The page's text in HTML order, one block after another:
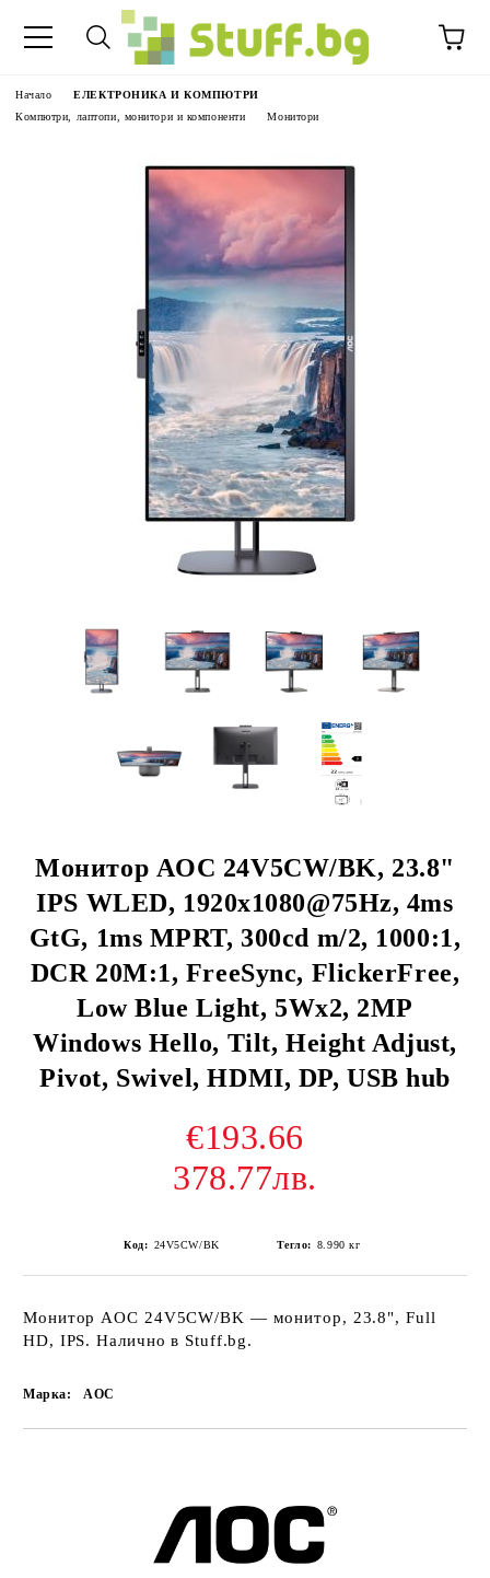
Начало
ЕЛЕКТРОНИКА И КОМПЮТРИ
Компютри, лаптопи, монитори и компоненти
Монитори
Монитор AOC 24V5CW/BK, 23.8"
IPS WLED, 1920x1080@75Hz, 4ms
GtG, 1ms MPRT, 300cd m/2, 1000:1,
DCR 20M:1, FreeSync, FlickerFree,
Low Blue Light, 5Wx2, 2MP
Windows Hello, Tilt, Height Adjust,
Pivot, Swivel, HDMI, DP, USB hub
€193.66
378.77лв.
Код: 24V5CW/BK Тегло: 8.990 кг
Монитор AOC 24V5CW/BK — монитор, 23.8", Full
HD, IPS. Налично в Stuff.bg.
Марка: AOC